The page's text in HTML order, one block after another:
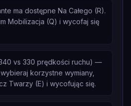
ma dostępne Na Całego (R).
Mobilizacja (Q) i wycofaj się
vs 330 prędkości ruchu) —
korzystne wymiany,
Twarzy (E) i wycofując się.